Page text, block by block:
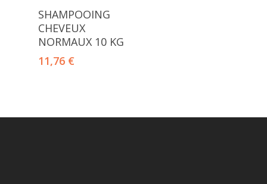
Ajouter Au Panier
SHAMPOOING
CHEVEUX
NORMAUX 10 KG
11,76 €